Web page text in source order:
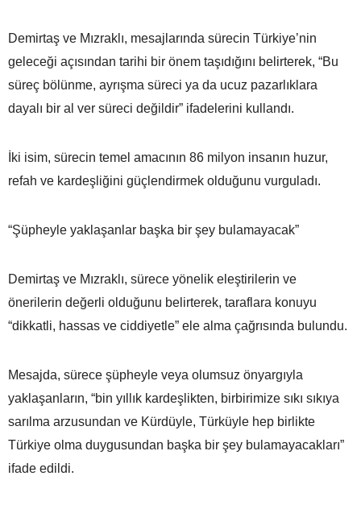
Demirtaş ve Mızraklı, mesajlarında sürecin Türkiye’nin
geleceği açısından tarihi bir önem taşıdığını belirterek, “Bu
süreç bölünme, ayrışma süreci ya da ucuz pazarlıklara
dayalı bir al ver süreci değildir” ifadelerini kullandı.
İki isim, sürecin temel amacının 86 milyon insanın huzur,
refah ve kardeşliğini güçlendirmek olduğunu vurguladı.
“Şüpheyle yaklaşanlar başka bir şey bulamayacak”
Demirtaş ve Mızraklı, sürece yönelik eleştirilerin ve
önerilerin değerli olduğunu belirterek, taraflara konuyu
“dikkatli, hassas ve ciddiyetle” ele alma çağrısında bulundu.
Mesajda, sürece şüpheyle veya olumsuz önyargıyla
yaklaşanların, “bin yıllık kardeşlikten, birbirimize sıkı sıkıya
sarılma arzusundan ve Kürdüyle, Türküyle hep birlikte
Türkiye olma duygusundan başka bir şey bulamayacakları”
ifade edildi.